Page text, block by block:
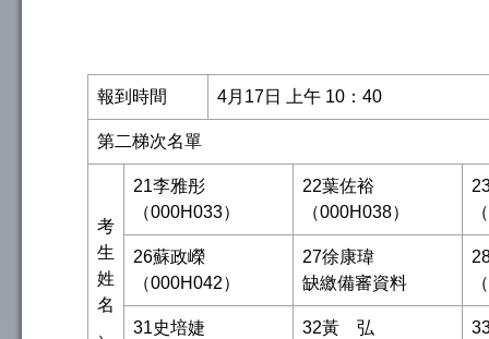
報到時間 4月17日 上午 10：40
第二梯次名單
考
生
姓
名
21李雅彤
（000H033）
22葉佐裕
（000H038）
26蘇政嶸
（000H042）
27徐康瑋
缺繳備審資料
31史培婕
32黃 弘